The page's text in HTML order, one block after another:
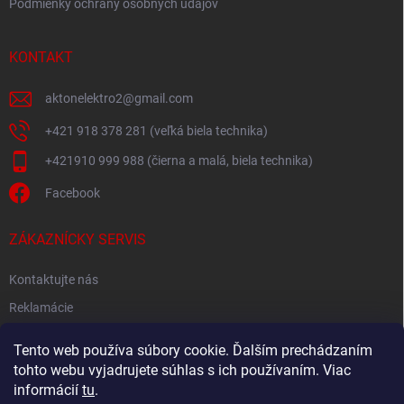
Tento web používa súbory cookie. Ďalším prechádzaním
tohto webu vyjadrujete súhlas s ich používaním. Viac
informácií tu.
Podmienky ochrany osobných údajov
KONTAKT
aktonelektro2@gmail.com
+421 918 378 281 (veľká biela technika)
+421910 999 988 (čierna a malá, biela technika)
Facebook
ZÁKAZNÍCKY SERVIS
Kontaktujte nás
Reklamácie